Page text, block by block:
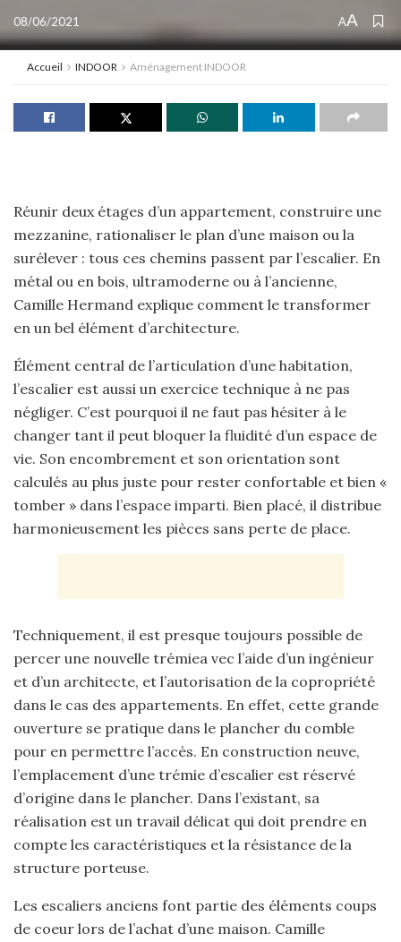
08/06/2021 AA
Accueil INDOOR Aménagement INDOOR
Réunir deux étages d’un appartement, construire une
mezzanine, rationaliser le plan d’une maison ou la
surélever : tous ces chemins passent par l’escalier. En
métal ou en bois, ultramoderne ou à l’ancienne,
Camille Hermand explique comment le transformer
en un bel élément d’architecture.
Élément central de l’articulation d’une habitation,
l’escalier est aussi un exercice technique à ne pas
négliger. C’est pourquoi il ne faut pas hésiter à le
changer tant il peut bloquer la fluidité d’un espace de
vie. Son encombrement et son orientation sont
calculés au plus juste pour rester confortable et bien «
tomber » dans l’espace imparti. Bien placé, il distribue
harmonieusement les pièces sans perte de place.
Techniquement, il est presque toujours possible de
percer une nouvelle trémiea vec l’aide d’un ingénieur
et d’un architecte, et l’autorisation de la copropriété
dans le cas des appartements. En effet, cette grande
ouverture se pratique dans le plancher du comble
pour en permettre l’accès. En construction neuve,
l’emplacement d’une trémie d’escalier est réservé
d’origine dans le plancher. Dans l’existant, sa
réalisation est un travail délicat qui doit prendre en
compte les caractéristiques et la résistance de la
structure porteuse.
Les escaliers anciens font partie des éléments coups
de coeur lors de l’achat d’une maison. Camille